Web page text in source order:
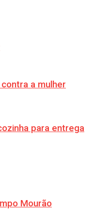
a mulher
para entrega
Mourão